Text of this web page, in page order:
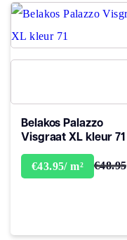
Belakos Palazzo
Visgraat XL kleur 71
€43.95/ m² €48.95